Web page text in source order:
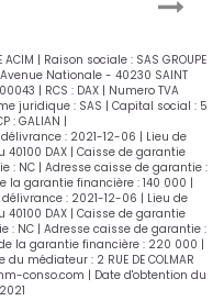
| Raison sociale : SAS GROUPE
Nationale - 40230 SAINT
| RCS : DAX | Numero TVA
juridique : SAS | Capital social : 5
: GALIAN |
: 2021-12-06 | Lieu de
40100 DAX | Caisse de garantie
: NC | Adresse caisse de garantie :
la garantie financière : 140 000 |
: 2021-12-06 | Lieu de
40100 DAX | Caisse de garantie
: NC | Adresse caisse de garantie :
la garantie financière : 220 000 |
médiateur : 2 RUE DE COLMAR
conso.com | Date d'obtention du